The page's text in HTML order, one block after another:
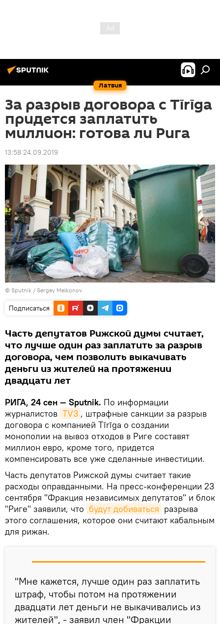
Латвия
За разрыв договора с Tīrīga
придется заплатить
миллион: готова ли Рига
13:58 24.09.2019
© Sputnik / Sergey Melkonov
Подписаться
Часть депутатов Рижской думы считает,
что лучше один раз заплатить за разрыв
договора, чем позволить выкачивать
деньги из жителей на протяжении
двадцати лет
РИГА, 24 сен — Sputnik. По информации
журналистов TV3 , штрафные санкции за разрыв
договора с компанией Tīrīga о создании
монополии на вывоз отходов в Риге составят
миллион евро, кроме того, придется
компенсировать все уже сделанные инвестиции.
Часть депутатов Рижской думы считает такие
расходы оправданными. На пресс-конференции 23
сентября "Фракция независимых депутатов" и блок
"Риге" заявили, что будут добиваться разрыва
этого соглашения, которое они считают кабальным
для рижан.
"Мне кажется, лучше один раз заплатить
штраф, чтобы потом на протяжении
двадцати лет деньги не выкачивались из
жителей", - заявил член "Фракции